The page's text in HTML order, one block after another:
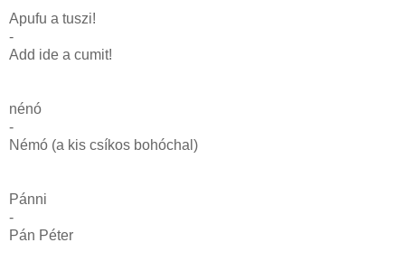
Apufu a tuszi!
-
Add ide a cumit!
nénó
-
Némó (a kis csíkos bohóchal)
Pánni
-
Pán Péter